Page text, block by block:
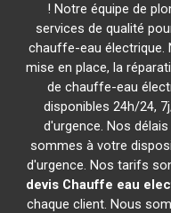
! Notre équipe de
services de qualité
chauffe-eau électrique.
mise en place, la
de chauffe-eau
disponibles 24h/24,
d'urgence. Nos
sommes à votre
d'urgence. Nos tarifs
devis Chauffe eau
chaque client. Nous